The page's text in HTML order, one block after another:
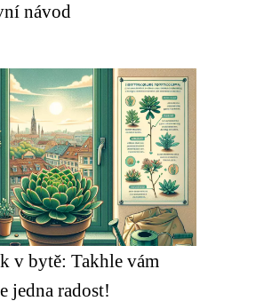
návod
v bytě: Takhle vám
jedna radost!